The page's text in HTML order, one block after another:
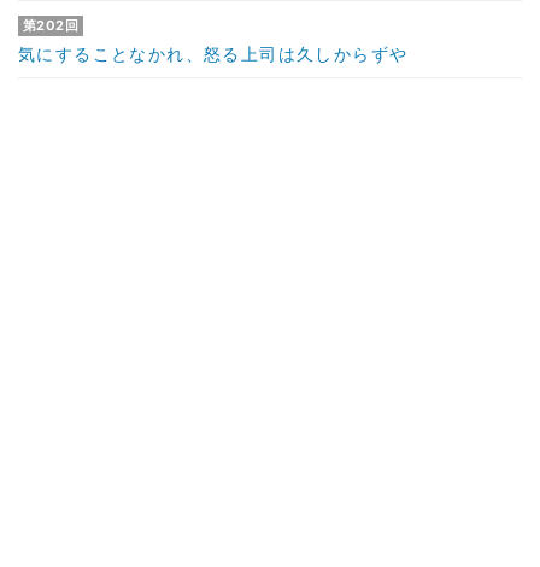
第202回
気にすることなかれ、怒る上司は久しからずや